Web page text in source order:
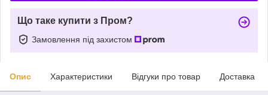
Що таке купити з Пром?
Замовлення під захистом
Опис Характеристики Відгуки про товар Доставка